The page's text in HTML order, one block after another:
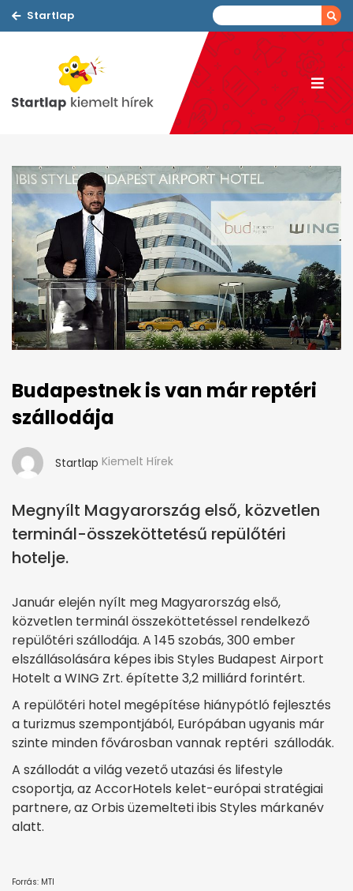
Startlap
Budapestnek is van már reptéri
szállodája
Startlap Kiemelt Hírek
Megnyílt Magyarország első, közvetlen
terminál-összeköttetésű repülőtéri
hotelje.
Január elején nyílt meg Magyarország első,
közvetlen terminál összeköttetéssel rendelkező
repülőtéri szállodája. A 145 szobás, 300 ember
elszállásolására képes ibis Styles Budapest Airport
Hotelt a WING Zrt. építette 3,2 milliárd forintért.
A repülőtéri hotel megépítése hiánypótló fejlesztés
a turizmus szempontjából, Európában ugyanis már
szinte minden fővárosban vannak reptéri szállodák.
A szállodát a világ vezető utazási és lifestyle
csoportja, az AccorHotels kelet-európai stratégiai
partnere, az Orbis üzemelteti ibis Styles márkanév
alatt.
Forrás: MTI